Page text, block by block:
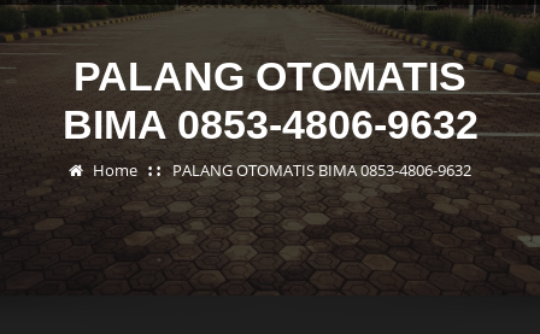
PALANG OTOMATIS
BIMA 0853-4806-9632
Home PALANG OTOMATIS BIMA 0853-4806-9632